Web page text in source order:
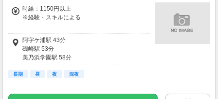
時給：1150円以上
※経験・スキルによる
時給1150円以上
土日祝＋100円
阿字ケ浦駅 43分
磯崎駅 53分
美乃浜学園駅 58分
佐和駅 60分
中根駅 61分
長期 昼 夜 深夜